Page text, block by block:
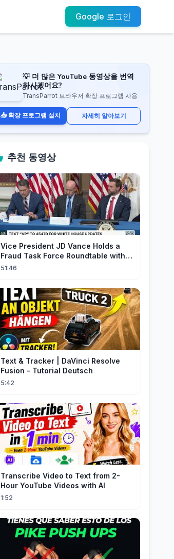
Google 로그인
💡 더 많은 YouTube 동영상을 번역
하시겠어요?
TransParrot 브라우저 확장 프로그램 사용
📥 확장 프로그램 설치 자세히 알아보기
추천 동영상
Vice President JD Vance Holds a
Fraud Task Force Roundtable with
Members of Congress
51:46
Text & Tracker | DaVinci Resolve
Fusion - Tutorial Deutsch
5:42
Transcribe Video to Text from 2-
Hour YouTube Videos with AI
1:52